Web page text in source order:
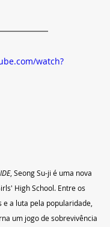
watch?
, Seong Su-ji é uma nova
High School. Entre os
e a luta pela popularidade,
um jogo de sobrevivência